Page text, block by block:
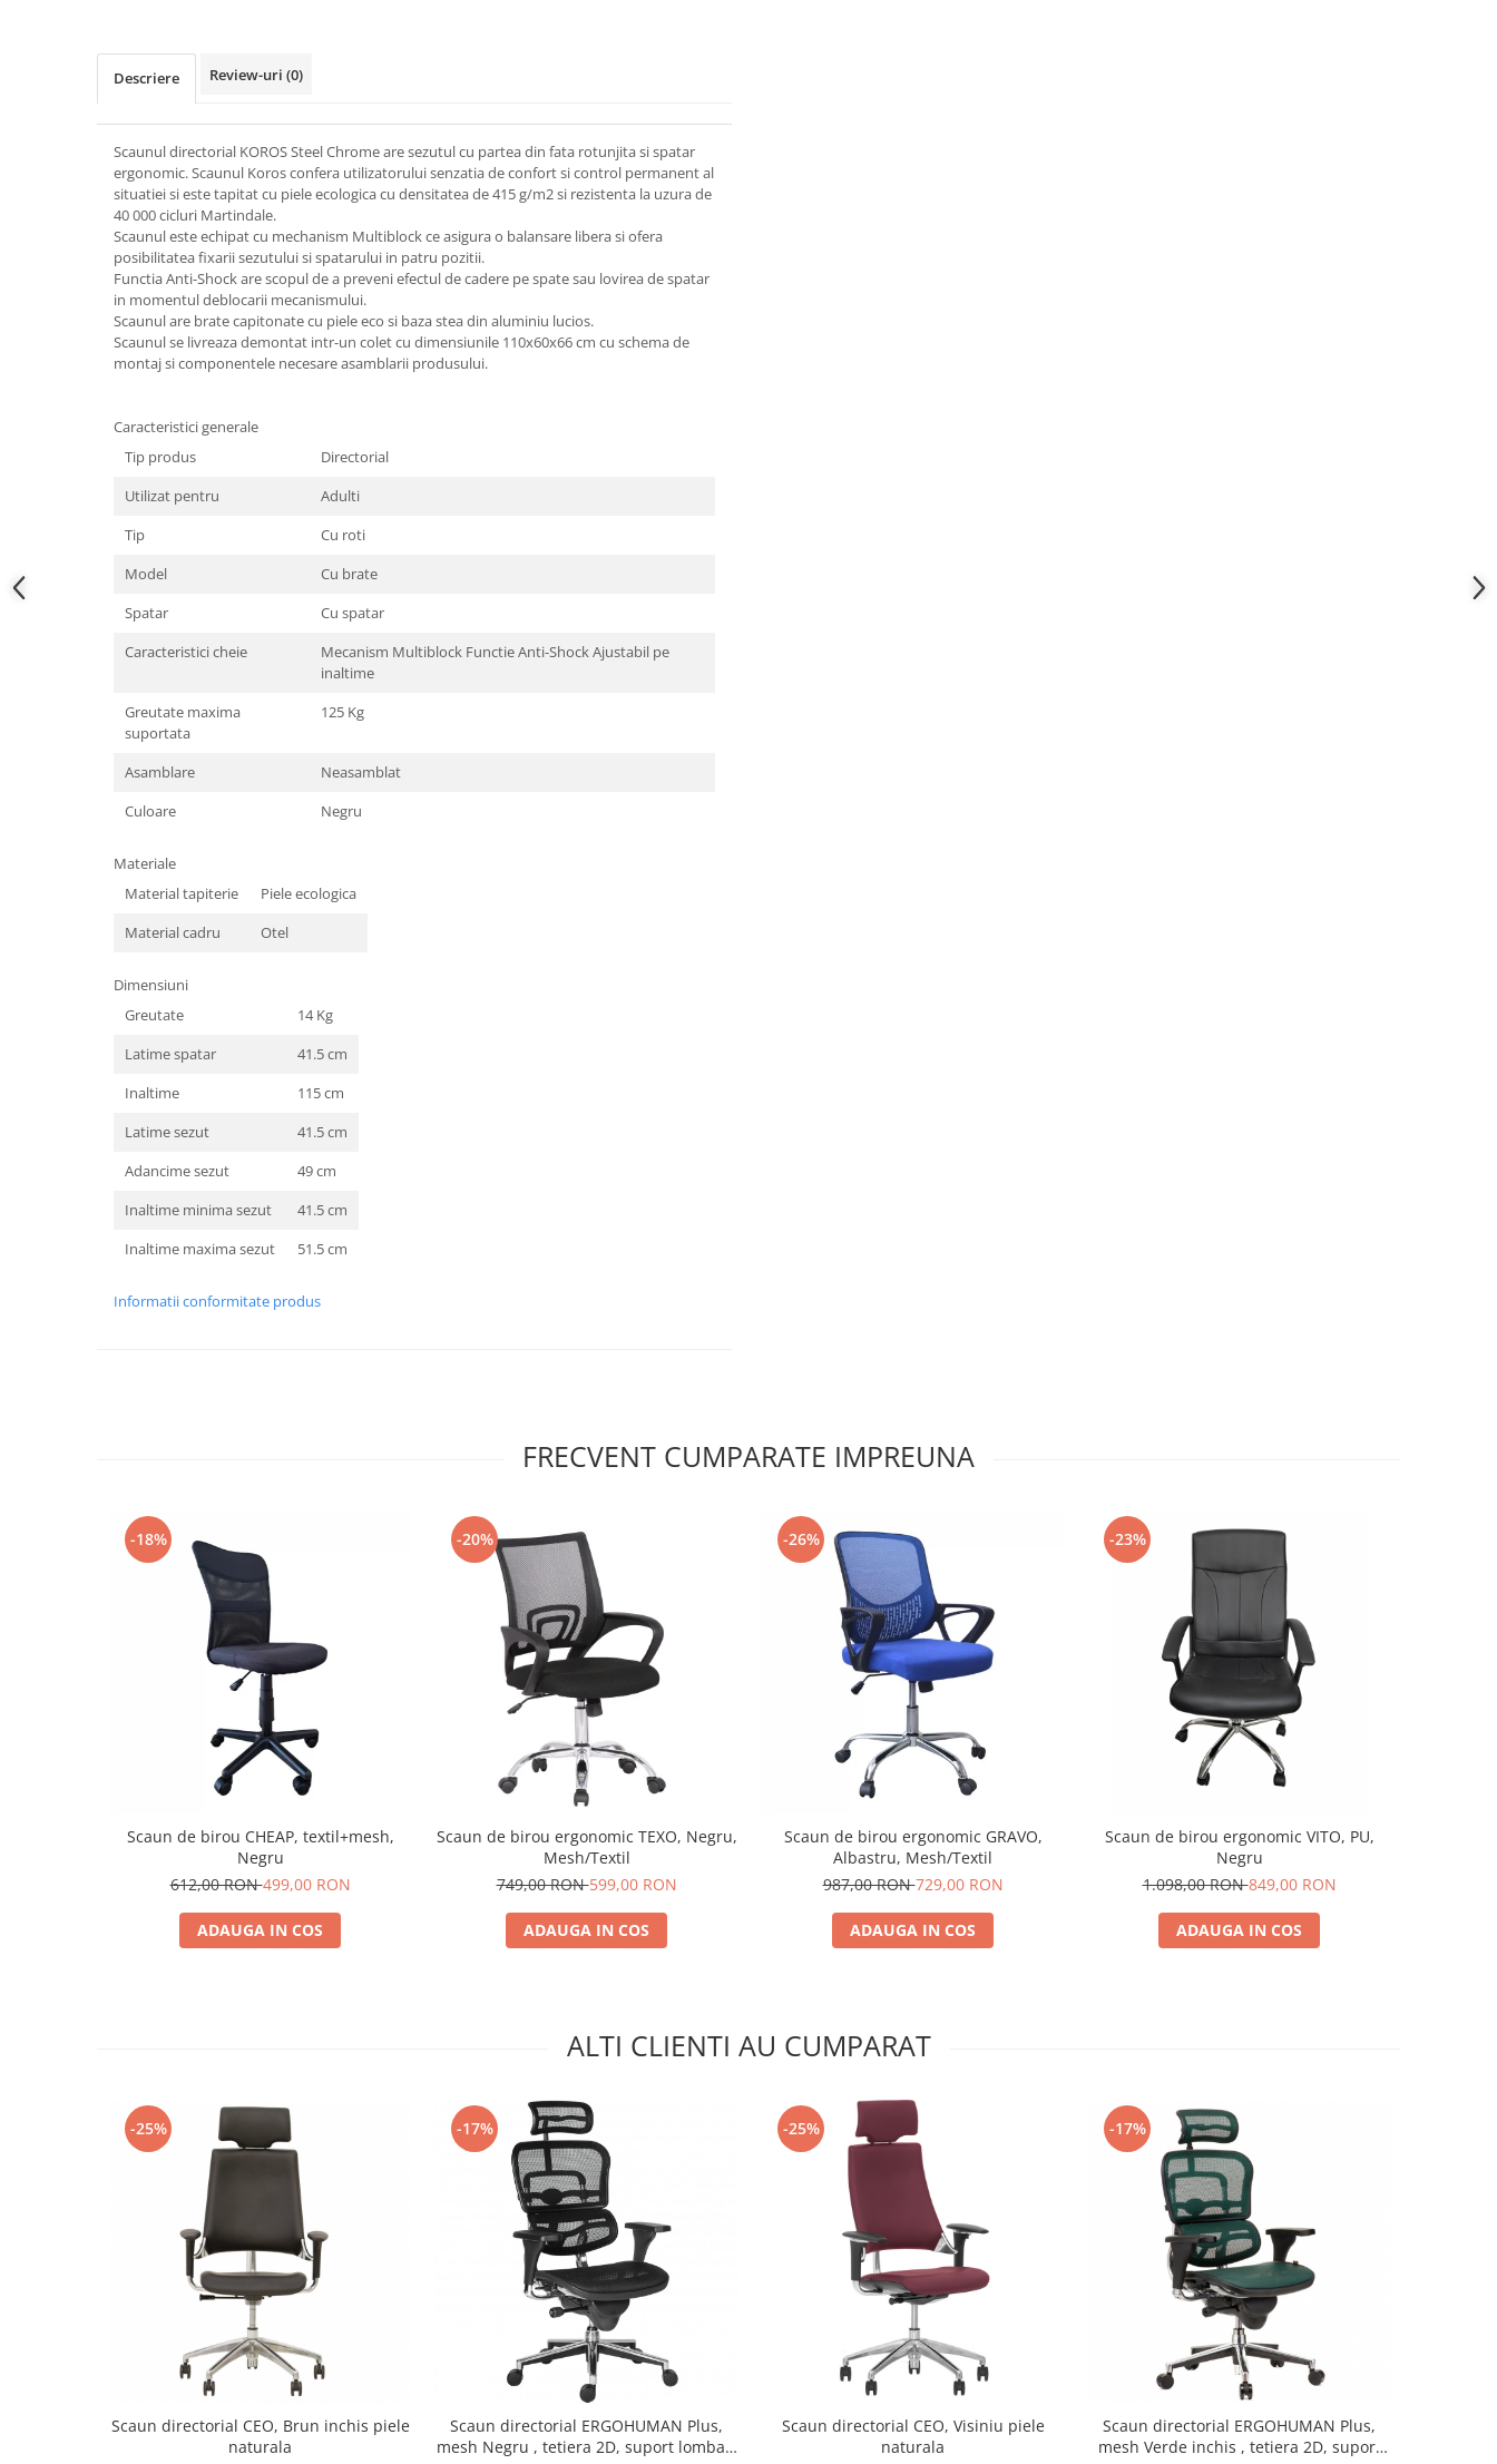
Descriere Review-uri (0)
Scaunul directorial KOROS Steel Chrome are sezutul cu partea din fata rotunjita si spatar
ergonomic. Scaunul Koros confera utilizatorului senzatia de confort si control permanent al
situatiei si este tapitat cu piele ecologica cu densitatea de 415 g/m2 si rezistenta la uzura de
40 000 cicluri Martindale.
Scaunul este echipat cu mechanism Multiblock ce asigura o balansare libera si ofera
posibilitatea fixarii sezutului si spatarului in patru pozitii.
Functia Anti-Shock are scopul de a preveni efectul de cadere pe spate sau lovirea de spatar
in momentul deblocarii mecanismului.
Scaunul are brate capitonate cu piele eco si baza stea din aluminiu lucios.
Scaunul se livreaza demontat intr-un colet cu dimensiunile 110x60x66 cm cu schema de
montaj si componentele necesare asamblarii produsului.
Caracteristici generale
Tip produs
Directorial
Utilizat pentru
Adulti
Tip
Cu roti
Model
Cu brate
Spatar
Cu spatar
Caracteristici cheie
Mecanism Multiblock Functie Anti-Shock Ajustabil pe
inaltime
Greutate maxima
suportata
125 Kg
Asamblare
Neasamblat
Culoare
Negru
Materiale
Material tapiterie
Piele ecologica
Material cadru
Otel
Dimensiuni
Greutate
14 Kg
Latime spatar
41.5 cm
Inaltime
115 cm
Latime sezut
41.5 cm
Adancime sezut
49 cm
Inaltime minima sezut
41.5 cm
Inaltime maxima sezut
51.5 cm
Informatii conformitate produs
FRECVENT CUMPARATE IMPREUNA
-18%
Scaun de birou CHEAP, textil+mesh,
Negru
612,00 RON499,00 RON
ADAUGA IN COS
-20%
Scaun de birou ergonomic TEXO, Negru,
Mesh/Textil
749,00 RON599,00 RON
ADAUGA IN COS
-26%
Scaun de birou ergonomic GRAVO,
Albastru, Mesh/Textil
987,00 RON729,00 RON
ADAUGA IN COS
-23%
Scaun de birou ergonomic VITO, PU,
Negru
1.098,00 RON849,00 RON
ADAUGA IN COS
ALTI CLIENTI AU CUMPARAT
-25%
Scaun directorial CEO, Brun inchis piele
naturala
-17%
Scaun directorial ERGOHUMAN Plus,
mesh Negru , tetiera 2D, suport lombar,
-25%
Scaun directorial CEO, Visiniu piele
naturala
-17%
Scaun directorial ERGOHUMAN Plus,
mesh Verde inchis , tetiera 2D, suport